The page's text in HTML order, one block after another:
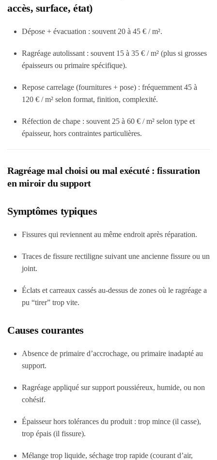
accès, surface, état)
Dépose + évacuation : souvent 20 à 45 € / m².
Ragréage autolissant : souvent 15 à 35 € / m² (plus si grosses
épaisseurs ou primaire spécifique).
Repose carrelage (fournitures + pose) : fréquemment 45 à
120 € / m² selon format, finition, complexité.
Réfection de chape : souvent 25 à 60 € / m² selon type et
épaisseur, hors contraintes particulières.
Ragréage mal choisi ou mal exécuté : fissuration
en miroir du support
Symptômes typiques
Fissures qui reviennent au même endroit après réparation.
Traces de fissure rectiligne suivant une ancienne fissure ou un
joint.
Éclats et carreaux cassés au-dessus de zones où le ragréage a
pu “tirer” trop vite.
Causes courantes
Absence de primaire d’accrochage, ou primaire inadapté au
support.
Ragréage appliqué sur support poussiéreux, humide, ou non
cohésif.
Épaisseur hors tolérances du produit : trop mince (il casse),
trop épais (il fissure).
Mélange trop liquide, séchage trop rapide (courant d’air,